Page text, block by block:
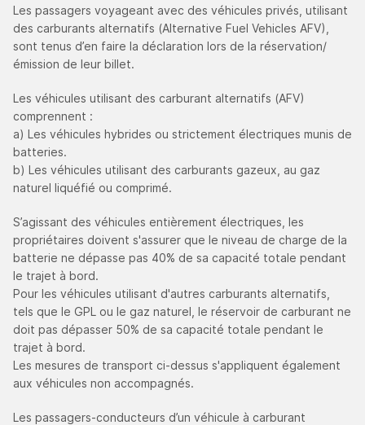
Les passagers voyageant avec des véhicules privés, utilisant
des carburants alternatifs (Alternative Fuel Vehicles AFV),
sont tenus d’en faire la déclaration lors de la réservation/
émission de leur billet.
Les véhicules utilisant des carburant alternatifs (AFV)
comprennent :
a) Les véhicules hybrides ou strictement électriques munis de
batteries.
b) Les véhicules utilisant des carburants gazeux, au gaz
naturel liquéfié ou comprimé.
S’agissant des véhicules entièrement électriques, les
propriétaires doivent s'assurer que le niveau de charge de la
batterie ne dépasse pas 40% de sa capacité totale pendant
le trajet à bord.
Pour les véhicules utilisant d'autres carburants alternatifs,
tels que le GPL ou le gaz naturel, le réservoir de carburant ne
doit pas dépasser 50% de sa capacité totale pendant le
trajet à bord.
Les mesures de transport ci-dessus s'appliquent également
aux véhicules non accompagnés.
Les passagers-conducteurs d’un véhicule à carburant